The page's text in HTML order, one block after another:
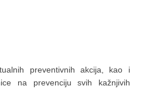
preventivnih akcija, kao i
na prevenciju svih kažnjivih